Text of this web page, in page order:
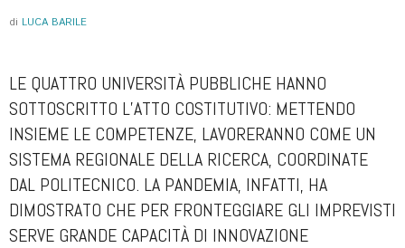
di LUCA BARILE
LE QUATTRO UNIVERSITÀ PUBBLICHE HANNO
SOTTOSCRITTO L’ATTO COSTITUTIVO: METTENDO
INSIEME LE COMPETENZE, LAVORERANNO COME UN
SISTEMA REGIONALE DELLA RICERCA, COORDINATE
DAL POLITECNICO. LA PANDEMIA, INFATTI, HA
DIMOSTRATO CHE PER FRONTEGGIARE GLI IMPREVISTI
SERVE GRANDE CAPACITÀ DI INNOVAZIONE